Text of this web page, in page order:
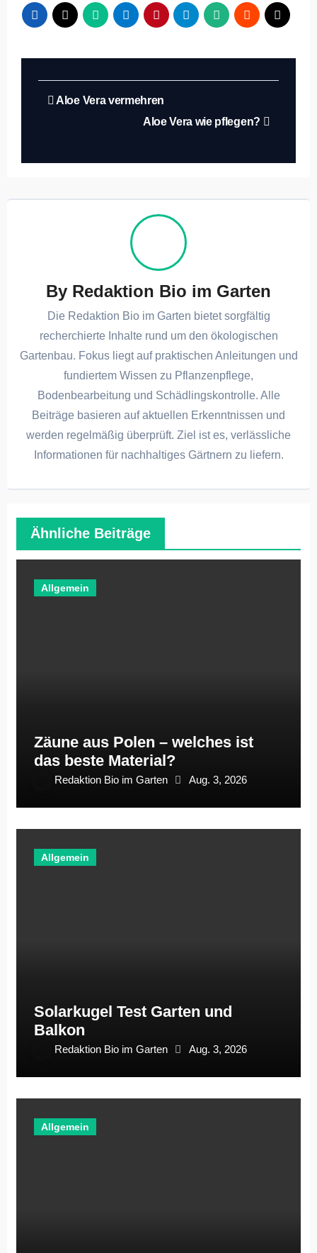
Beitragsnavigation
Aloe Vera vermehren
Aloe Vera wie pflegen?
By Redaktion Bio im Garten
Die Redaktion Bio im Garten bietet sorgfältig
recherchierte Inhalte rund um den ökologischen
Gartenbau. Fokus liegt auf praktischen Anleitungen und
fundiertem Wissen zu Pflanzenpflege,
Bodenbearbeitung und Schädlingskontrolle. Alle
Beiträge basieren auf aktuellen Erkenntnissen und
werden regelmäßig überprüft. Ziel ist es, verlässliche
Informationen für nachhaltiges Gärtnern zu liefern.
Ähnliche Beiträge
Allgemein
Zäune aus Polen – welches ist
das beste Material?
Redaktion Bio im Garten Aug. 3, 2026
Allgemein
Solarkugel Test Garten und
Balkon
Redaktion Bio im Garten Aug. 3, 2026
Allgemein